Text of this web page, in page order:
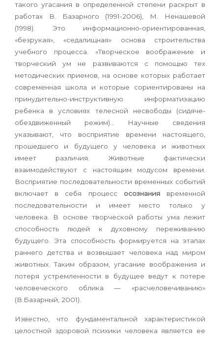
такого угасания в определенной степени раскрыт в
работах В. Базарного (1991-2006), М. Ненашевой
(1998). Это информационно-ориентированная,
«безрукая», «седалищная» основа строительства
учебного процесса. «Творческое воображение и
творческий ум не развиваются с помощью тех
методических приемов, на основе которых работает
современная школа и которые сориентированы на
принудительно-инструктивную информатизацию
ребенка в условиях телесной несвободы (сидяче-
обездвиженный режим)… Научные сведения
указывают, что восприятие времени настоящего,
прошедшего и будущего у человека и животных
имеет различия. Животные фактически
взаимодействуют с настоящим модусом времени.
Восприятие последовательности временных событий
включает в себя процесс осознаниявременной
последовательности и имеет место только у
человека. В основе творческой работы ума лежит
способность людей к духовному переживанию
будущего. Эта способность формируется на этапах
раннего детства и возвышает человека над миром
животных. Таким образом, угасание воображения и
потеря устремленности в будущее ведут к потере
человеческого облика — «расчеловечиванию»
(В.Базарный, 2001).
Известно, что фундаментальной характеристикой
целостной здоровой психики человека является ее